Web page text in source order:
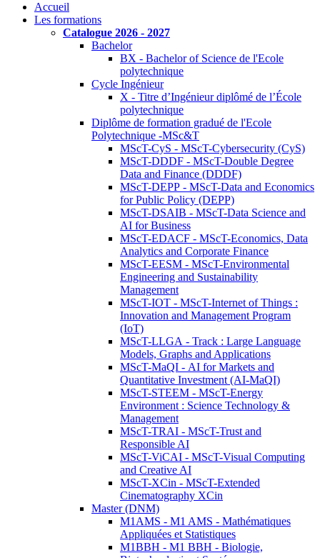
Accueil
Les formations
Catalogue 2026 - 2027
Bachelor
BX - Bachelor of Science de l'Ecole
polytechnique
Cycle Ingénieur
X - Titre d’Ingénieur diplômé de l’École
polytechnique
Diplôme de formation gradué de l'Ecole
Polytechnique -MSc&T
MScT-CyS - MScT-Cybersecurity (CyS)
MScT-DDDF - MScT-Double Degree
Data and Finance (DDDF)
MScT-DEPP - MScT-Data and Economics
for Public Policy (DEPP)
MScT-DSAIB - MScT-Data Science and
AI for Business
MScT-EDACF - MScT-Economics, Data
Analytics and Corporate Finance
MScT-EESM - MScT-Environmental
Engineering and Sustainability
Management
MScT-IOT - MScT-Internet of Things :
Innovation and Management Program
(IoT)
MScT-LLGA - Track : Large Language
Models, Graphs and Applications
MScT-MaQI - AI for Markets and
Quantitative Investment (AI-MaQI)
MScT-STEEM - MScT-Energy
Environment : Science Technology &
Management
MScT-TRAI - MScT-Trust and
Responsible AI
MScT-ViCAI - MScT-Visual Computing
and Creative AI
MScT-XCin - MScT-Extended
Cinematography XCin
Master (DNM)
M1AMS - M1 AMS - Mathématiques
Appliquées et Statistiques
M1BBH - M1 BBH - Biologie,